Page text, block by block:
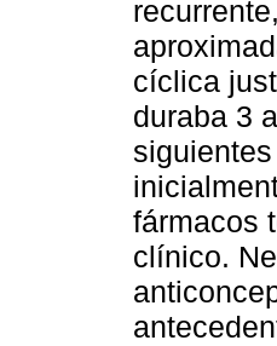
cíclica
duraba 3
fármacos
clínico.